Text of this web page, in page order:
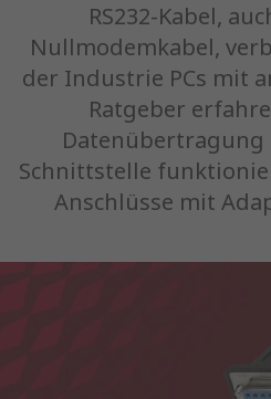
RS232-Kabel,
Nullmodemkabel,
der Industrie PCs mit
Ratgeber
Datenübertragung
Schnittstelle
Anschlüsse mit